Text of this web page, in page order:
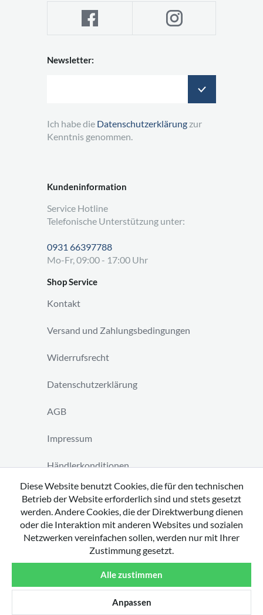
Kundeninformation
Service Hotline
Telefonische Unterstützung unter:
0931 66397788
Mo-Fr, 09:00 - 17:00 Uhr
Shop Service
Kontakt
Versand und Zahlungsbedingungen
Widerrufsrecht
Datenschutzerklärung
AGB
Impressum
Händlerkonditionen
Vertrag widerrufen
Newsletter:
Ich habe die Datenschutzerklärung zur
Kenntnis genommen.
Diese Website benutzt Cookies, die für den technischen
Betrieb der Website erforderlich sind und stets gesetzt
werden. Andere Cookies, die der Direktwerbung dienen
oder die Interaktion mit anderen Websites und sozialen
Netzwerken vereinfachen sollen, werden nur mit Ihrer
Zustimmung gesetzt.